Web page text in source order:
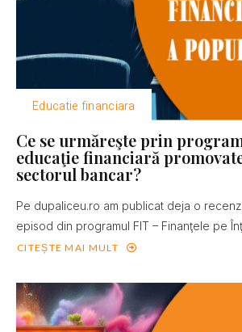
Educatie financiara
Ce se urmăreşte prin
educaţie financiară
sectorul bancar?
Pe dupaliceu.ro am publicat deja o
episod din programul FIT – Finanţele pe
CITEȘTE MAI MULT